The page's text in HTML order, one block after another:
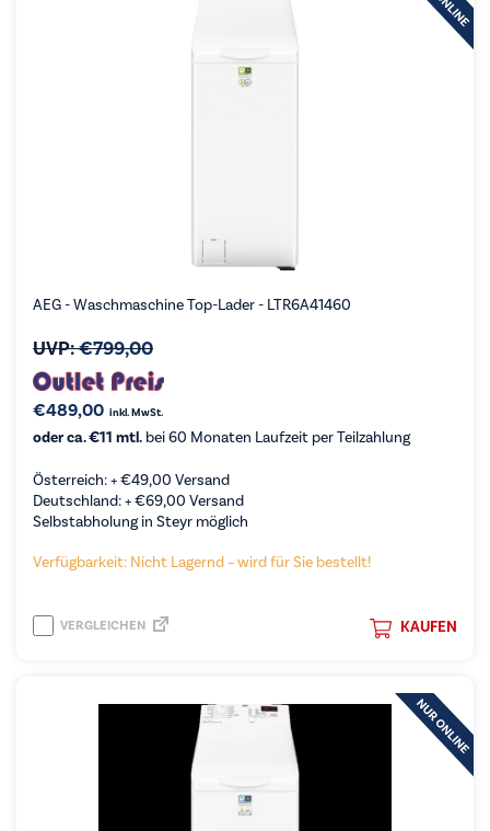
AEG - Waschmaschine Top-Lader - LTR6A41460
UVP:€799,00
€489,00 inkl. MwSt.
oder ca. €11 mtl. bei 60 Monaten Laufzeit per Teilzahlung
Österreich: +€49,00 Versand
Deutschland: +€69,00 Versand
Selbstabholung in Steyr möglich
Verfügbarkeit: Nicht Lagernd – wird für Sie bestellt!
KAUFEN
VERGLEICHEN